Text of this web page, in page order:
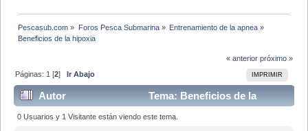
Pescasub.com » Foros Pesca Submarina» Entrenamiento de la apnea»
Beneficios de la hipoxia
« anterior próximo »
IMPRIMIR
Páginas: 1 [2]Ir Abajo
Autor
Tema: Beneficios de la
hipoxia (Leído 38115 veces)
0 Usuarios y 1 Visitante están viendo este tema.